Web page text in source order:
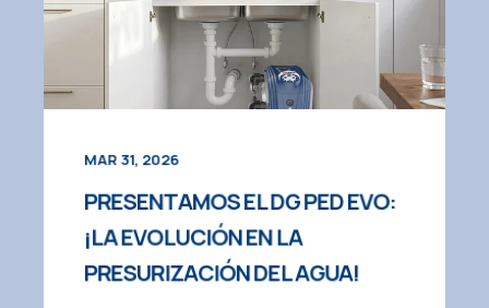
MAR 31, 2026
PRESENTAMOS EL DG PED EVO:
¡LA EVOLUCIÓN EN LA
PRESURIZACIÓN DEL AGUA!